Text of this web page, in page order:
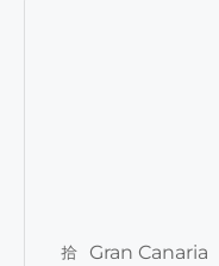
Gran Canaria